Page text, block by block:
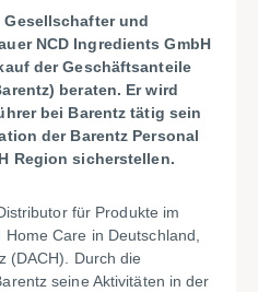
Gesellschafter und
NCD Ingredients GmbH
der Geschäftsanteile
beraten. Er wird
bei Barentz tätig sein
der Barentz Personal
Region sicherstellen.
für Produkte im
Care in Deutschland,
(DACH). Durch die
seine Aktivitäten in der